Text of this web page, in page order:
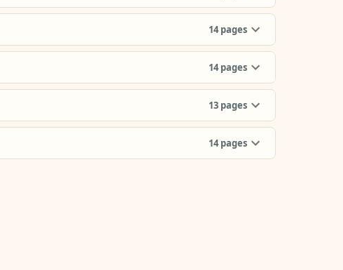
14pages
14pages
13 pages
14pages